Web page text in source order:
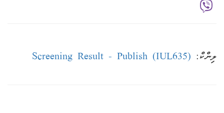
ލިންކް: (IUL635) Screening Result - Publish